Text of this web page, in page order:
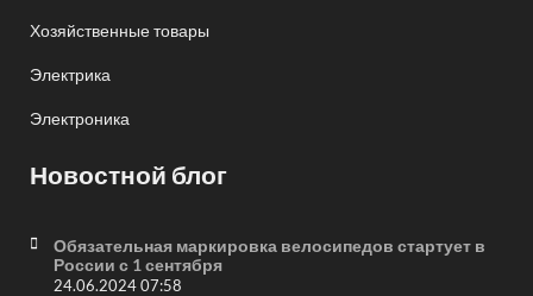
Хозяйственные товары
Электрика
Электроника
Новостной блог
Обязательная маркировка велосипедов стартует в
России с 1 сентября
24.06.2024 07:58